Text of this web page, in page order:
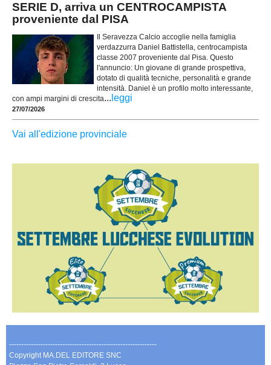
SERIE D, arriva un CENTROCAMPISTA
proveniente dal PISA
Il Seravezza Calcio accoglie nella famiglia
verdazzurra Daniel Battistella, centrocampista
classe 2007 proveniente dal Pisa. Questo
l'annuncio: Un giovane di grande prospettiva,
dotato di qualità tecniche, personalità e grande
intensità. Daniel è un profilo molto interessante,
con ampi margini di crescita... leggi
27/07/2026
Vai all'edizione provinciale
-------------------------------------------------------------
Copyright MA.DEL EDITORE SNC